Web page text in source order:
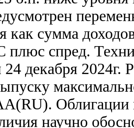
как сумма
плюс спред.
24 декабря 2024г.
Облигации
научно